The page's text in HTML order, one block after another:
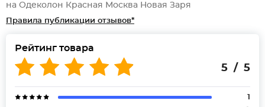
на Одеколон Красная Москва Новая Заря
Правила публикации отзывов*
Рейтинг товара
5 / 5
1